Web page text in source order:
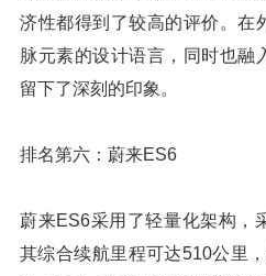
济性都得到了较高的评价。在
脉元素的设计语言，同时也融
留下了深刻的印象。
排名第六：蔚来ES6
蔚来ES6采用了轻量化架构，
其综合续航里程可达510公里